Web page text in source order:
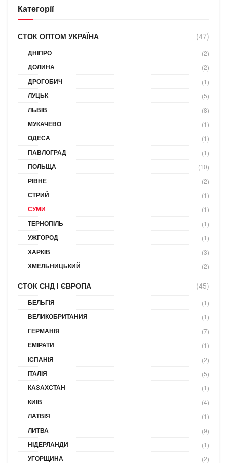
Категорії
СТОК ОПТОМ УКРАЇНА (47)
ДНІПРО (2)
ДОЛИНА (2)
ДРОГОБИЧ (1)
ЛУЦЬК (5)
ЛЬВІВ (8)
МУКАЧЕВО (1)
ОДЕСА (1)
ПАВЛОГРАД (1)
ПОЛЬЩА (10)
РІВНЕ (2)
СТРИЙ (1)
СУМИ (1)
ТЕРНОПІЛЬ (1)
УЖГОРОД (1)
ХАРКІВ (3)
ХМЕЛЬНИЦЬКИЙ (2)
СТОК СНД І ЄВРОПА (45)
БЕЛЬГІЯ (1)
ВЕЛИКОБРИТАНИЯ (1)
ГЕРМАНІЯ (7)
ЕМІРАТИ (1)
ІСПАНІЯ (2)
ІТАЛІЯ (5)
КАЗАХСТАН (1)
КИЇВ (4)
ЛАТВІЯ (1)
ЛИТВА (9)
НІДЕРЛАНДИ (1)
УГОРЩИНА (2)